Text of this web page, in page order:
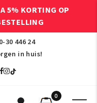
5% KORTING OP
30 446 24
in huis!
0